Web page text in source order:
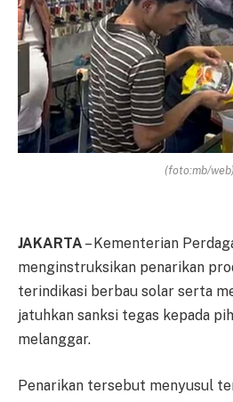
(foto:mb/web)
JAKARTA – Kementerian
meng­ins­truk­sikan penarikan
terindikasi ber­bau solar serta
jatuhkan sanksi tegas kepada
melanggar.
Penarikan tersebut menyusul